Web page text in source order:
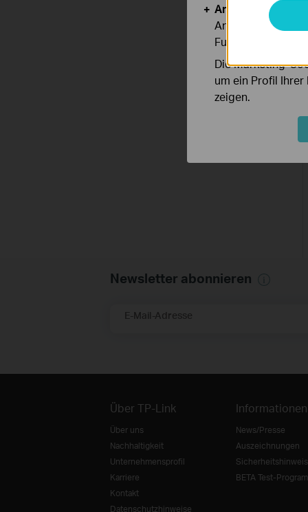
Newsletter abonnieren
E-Mail-Adresse
Über TP-Link
Über uns
Nachhaltigkeit
Unternehmensprofil
Karriere
Kontakt
Datenschutzhinweise
Informationen
News/Presse
Auszeichnungen
Sicherheitshinweis
BETA Test-
Analyse- und
Analyse-Cookies
Funktionsweise
Die Marketing-
um ein Profil Ihrer
zeigen.